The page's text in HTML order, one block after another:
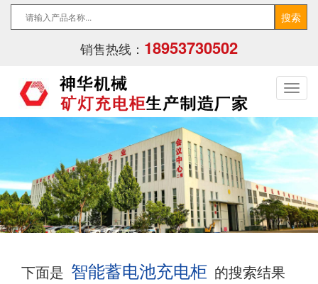
销售热线： 18953730502
下面是 智能蓄电池充电柜 的搜索结果